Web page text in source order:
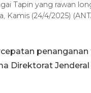
Tapin yang rawan
Kamis (24/4/2025)
Direktorat